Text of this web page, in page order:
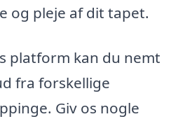
og pleje af dit tapet.
platform kan du nemt
fra forskellige
Giv os nogle